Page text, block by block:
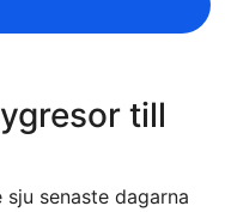
till
senaste dagarna